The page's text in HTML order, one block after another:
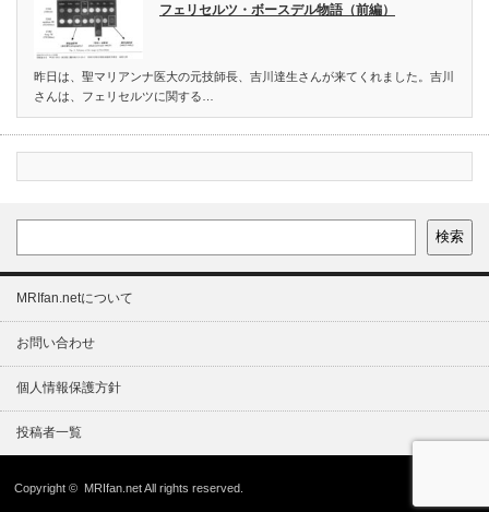
フェリセルツ・ボースデル物語（前編）
昨日は、聖マリアンナ医大の元技師長、吉川達生さんが来てくれました。吉川
さんは、フェリセルツに関する…
検索
MRIfan.netについて
お問い合わせ
個人情報保護方針
投稿者一覧
Copyright © MRIfan.netAll rights reserved.